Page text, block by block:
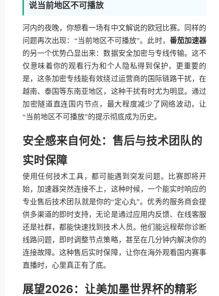
说当前地区不可播放
河内的夜晚，你想看一场有中文解说的欧冠比赛。同样的
问题再次出现：“当前地区不可播放”。此时， 番茄加速器
的另一个优势凸显出来：数据安全加密与专线传输。这不
仅意味着你的观看行为和个人隐私得到保护，更重要的
是，这条加密专线能有效绕过运营商的国际链路干扰，在
越南、泰国等东南亚地区，这种干扰有时尤为明显。通过
加密隧道直连国内节点，最大程度减少了网络波动，让
“当前地区不可播放”的提示彻底成为历史。
安全感来自何处：售后与技术团队的
实时保障
使用任何技术工具，都可能遇到突发问题。比赛即将开
始，加速器突然连接不上，这种时候，一个能实时响应的
专业售后技术团队就是你的“定心丸”。优秀的服务商会提
供多渠道的即时支持，无论是通过应用内反馈、在线客服
还是社群，都能快速找到技术人员。他们能远程帮你诊断
线路问题，即时调整节点策略，甚至在几分钟内解决你的
连接故障。这种售后实时保障，让你在海外观看国内赛事
直播时，心里真正有了底。
展望2026：让美加墨世界杯的精彩